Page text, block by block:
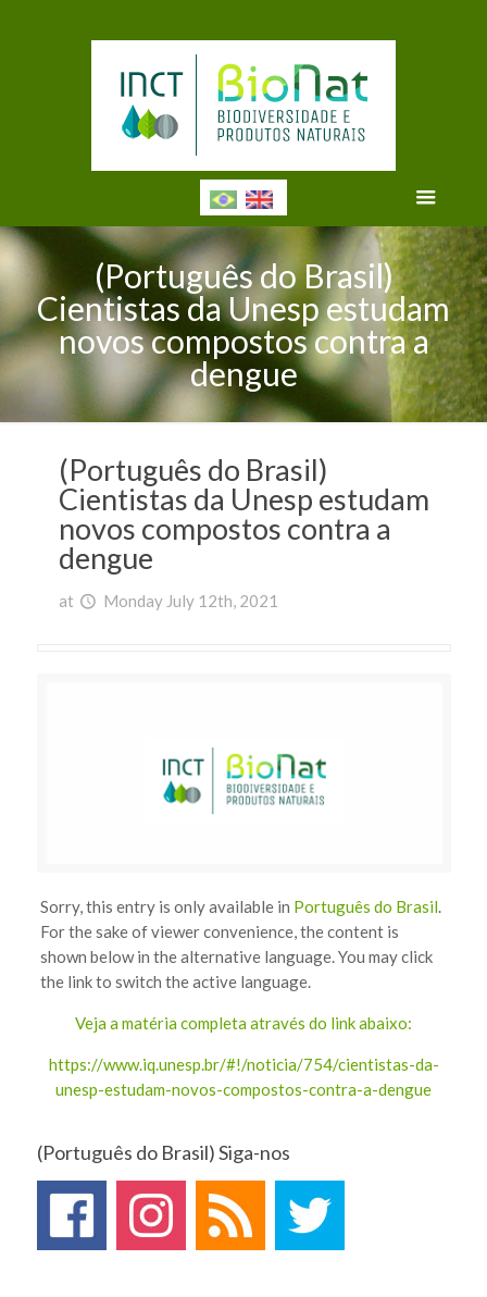
(Português do Brasil)
Cientistas da Unesp estudam
novos compostos contra a
dengue
(Português do Brasil)
Cientistas da Unesp estudam
novos compostos contra a
dengue
at Monday July 12th, 2021
Sorry, this entry is only available in Português do Brasil.
For the sake of viewer convenience, the content is
shown below in the alternative language. You may click
the link to switch the active language.
Veja a matéria completa através do link abaixo:
https://www.iq.unesp.br/#!/noticia/754/cientistas-da-
unesp-estudam-novos-compostos-contra-a-dengue
(Português do Brasil) Siga-nos